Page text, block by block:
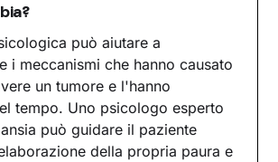
può aiutare a
i meccanismi che hanno causato
un tumore e l'hanno
tempo. Uno psicologo esperto
può guidare il paziente
della propria paura e